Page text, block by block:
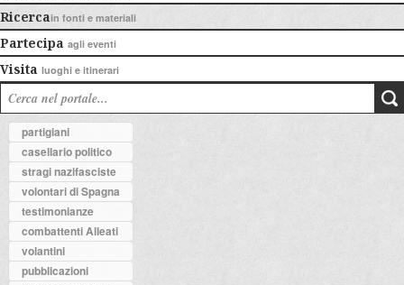
Ricercain fonti e materiali
Partecipa agli eventi
Visita luoghi e itinerari
partigiani
casellario politico
stragi nazifasciste
volontari di Spagna
testimonianze
combattenti Alleati
volantini
pubblicazioni